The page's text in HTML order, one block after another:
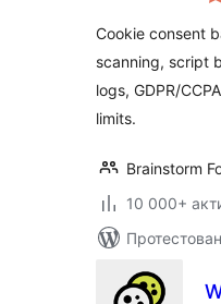
Cookie consent
scanning, script
logs, GDPR/
limits.
Brainstorm
10 000+